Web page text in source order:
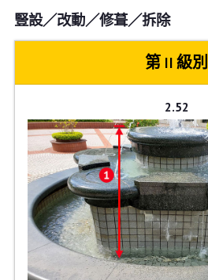
豎設／改動／修葺／拆除
第 II 級別
2.52